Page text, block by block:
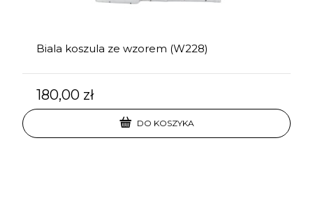
Biala koszula ze wzorem (W228)
180,00 zł
DO KOSZYKA